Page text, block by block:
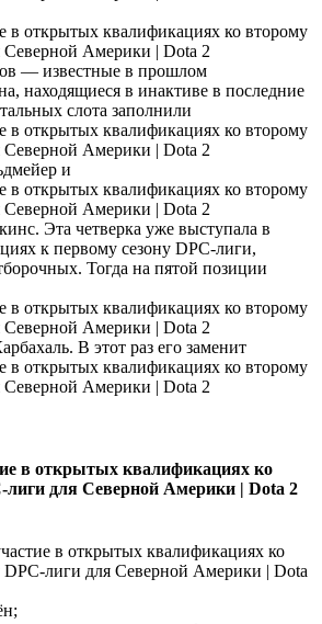
— известные в прошлом
находящиеся в инактиве в последние
слота заполнили
и
Эта четверка уже выступала в
к первому сезону DPC-лиги,
Тогда на пятой позиции
В этот раз его заменит